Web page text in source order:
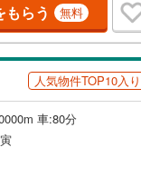
もらう 無料
人気物件TOP10入り
車:80分